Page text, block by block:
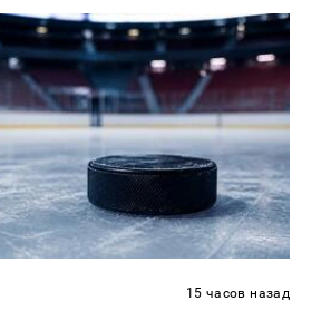
15 часов назад